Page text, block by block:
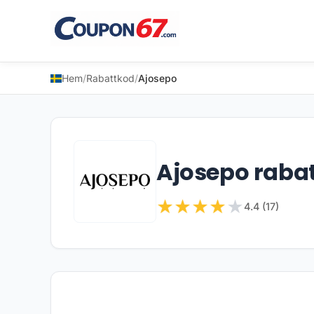
Hem/Rabattkod/Ajosepo
Ajosepo
★★★★★4.4 (17)